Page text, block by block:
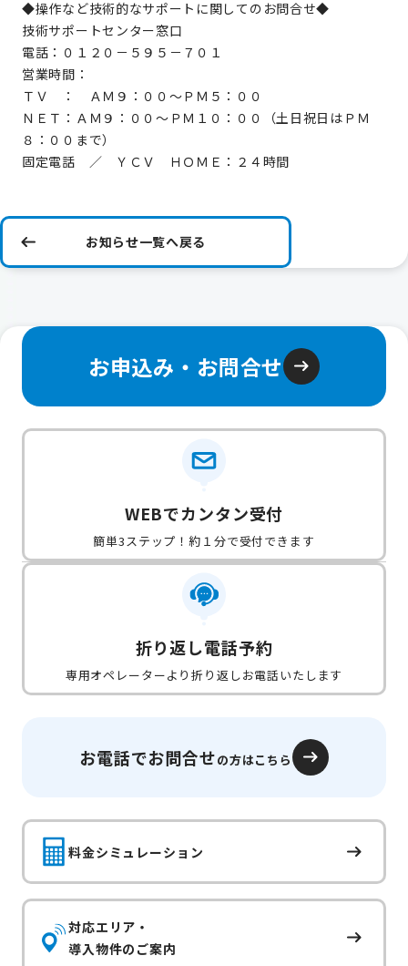
◆操作など技術的なサポートに関してのお問合せ◆
技術サポートセンター窓口
電話：０１２０－５９５－７０１
営業時間：
ＴＶ ： ＡＭ９：００～ＰＭ５：００
ＮＥＴ：ＡＭ９：００～ＰＭ１０：００（土日祝日はＰＭ
８：００まで）
固定電話 ／ ＹＣＶ ＨＯＭＥ：２４時間
お知らせ一覧へ戻る
お申込み・お問合せ
WEBでカンタン受付
簡単3ステップ！約１分で受付できます
折り返し電話予約
専用オペレーターより折り返しお電話いたします
お電話でお問合せの方はこちら
料金シミュレーション
対応エリア・
導入物件のご案内